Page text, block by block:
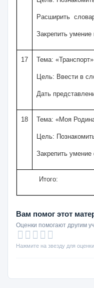
Расширить
Закрепить
17 Тема: «Транспорт»
Цель: Ввести в
Дать
18 Тема: «Моя
Цель:
Закрепить
Итого:
Вам помог этот
Оценки помогают другим
Нажмите на звезду для оценки